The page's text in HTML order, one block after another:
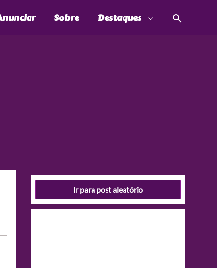
Sobre Destaques
Ir para post aleatório